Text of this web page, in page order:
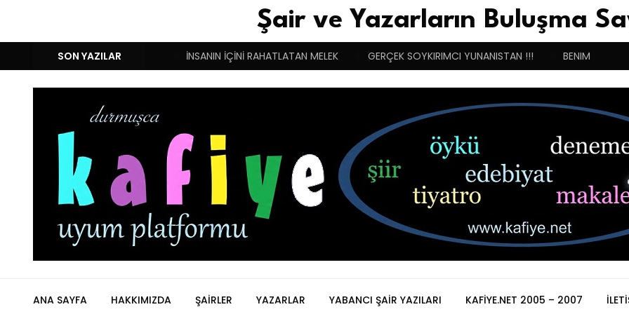
Şair ve Yazarların Buluşma
SON YAZILAR
DUYGULARIN BASARINDIR! İNSANIN İÇİNİ RAHATLATAN MELEK GERÇEK SOYKIRIMCI YUNANISTAN !!! BENIM
ANA SAYFA HAKKIMIZDA ŞAIRLER YAZARLAR YABANCI ŞAIR YAZILARI KAFIYE.NET 2005 – 2007